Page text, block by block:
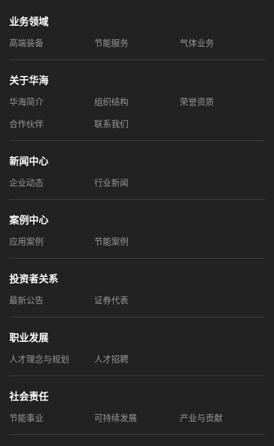
业务领域
高端装备 节能服务 气体业务
关于华海
华海简介 组织结构
荣誉资质
合作伙伴
联系我们
新闻中心
企业动态 行业新闻
案例中心
应用案例 节能案例
投资者关系
最新公告 证券代表
职业发展
人才理念与规划 人才招聘
社会责任
节能事业 可持续发展 产业与贡献